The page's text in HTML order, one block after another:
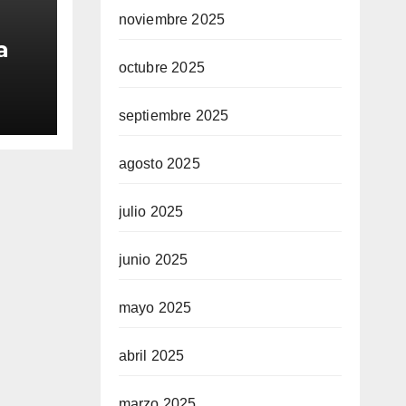
noviembre 2025
octubre 2025
septiembre 2025
agosto 2025
julio 2025
junio 2025
mayo 2025
abril 2025